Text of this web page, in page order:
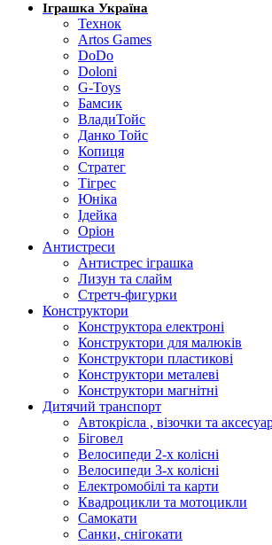
Іграшка Україна
Технок
Artos Games
DoDo
Doloni
G-Toys
Бамсик
ВладиТойс
Данко Тойс
Копиця
Стратег
Тігрес
Юніка
Ідейка
Оріон
Антистреси
Антистрес іграшка
Лизун та слайм
Стретч-фигурки
Конструктори
Конструктора електроні
Конструктори для малюків
Конструктори пластикові
Конструктори металеві
Конструктори магнітні
Дитячий транспорт
Автокрісла , візочки та
Біговел
Велосипеди 2-х колісні
Велосипеди 3-х колісні
Електромобілі та карти
Квадроцикли та мотоцикли
Самокати
Санки, снігокати